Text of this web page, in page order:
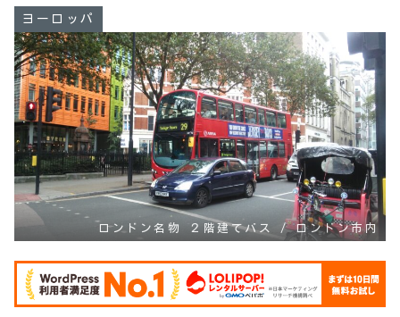
ヨーロッパ
ロンドン名物 ２階建てバス / ロンドン市内